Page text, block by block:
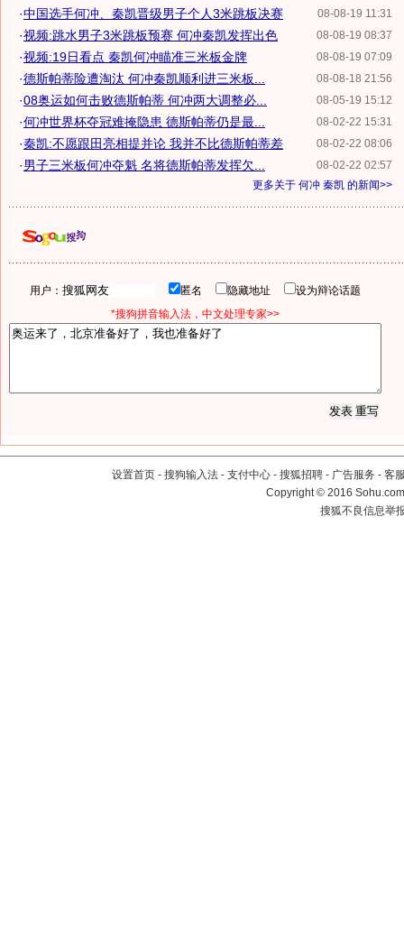
08-08-19 11:31
·中国选手何冲、秦凯晋级男子个人3米跳板决赛
08-08-19 08:37
·视频:跳水男子3米跳板预赛 何冲秦凯发挥出色
08-08-19 07:09
·视频:19日看点 秦凯何冲瞄准三米板金牌
08-08-18 21:56
·德斯帕蒂险遭淘汰 何冲秦凯顺利进三米板...
08-05-19 15:12
·08奥运如何击败德斯帕蒂 何冲两大调整必...
08-02-22 15:31
·何冲世界杯夺冠难掩隐患 德斯帕蒂仍是最...
08-02-22 08:06
·秦凯:不愿跟田亮相提并论 我并不比德斯帕蒂差
08-02-22 02:57
·男子三米板何冲夺魁 名将德斯帕蒂发挥欠...
更多关于 何冲 秦凯 的新闻>>
用户： 匿名 隐藏地址
设为辩论话题
*搜狗拼音输入法，中文处理专家>>
设置首页 - 搜狗输入法 - 支付中心 - 搜狐招聘 - 广告服务 - 客
Copyright©2016
搜狐不良信息举